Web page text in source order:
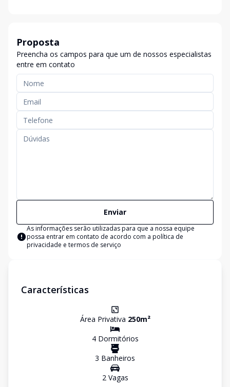
Proposta
Preencha os campos para que um de nossos especialistas
entre em contato
Enviar
As informações serão utilizadas para que a nossa equipe
possa entrar em contato de acordo com a política de
privacidade e termos de serviço
Características
Área Privativa 250m²
4Dormitórios
3 Banheiros
2Vagas